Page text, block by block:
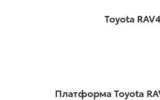
Toyota RAV4
Платформа Toyota